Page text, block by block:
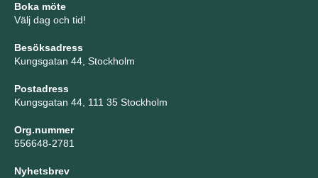
Boka möte
Välj dag och tid!
Besöksadress
Kungsgatan 44, Stockholm
Postadress
Kungsgatan 44, 111 35 Stockholm
Org.nummer
556648-2781
Nyhetsbrev